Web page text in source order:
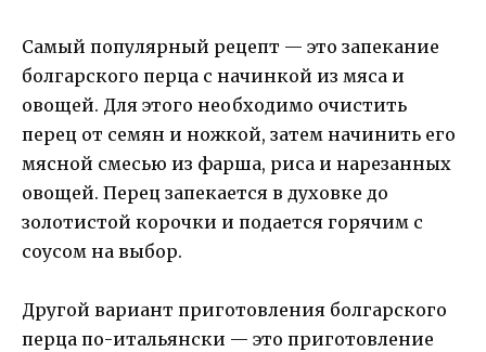
Самый популярный рецепт — это запекание
болгарского перца с начинкой из мяса и
овощей. Для этого необходимо очистить
перец от семян и ножкой, затем начинить его
мясной смесью из фарша, риса и нарезанных
овощей. Перец запекается в духовке до
золотистой корочки и подается горячим с
соусом на выбор.
Другой вариант приготовления болгарского
перца по-итальянски — это приготовление